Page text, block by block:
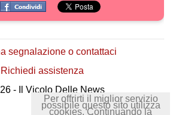
segnalazione o contattaci
Richiedi assistenza
- Il Vicolo Delle News
Per offrirti il miglior servizio
possibile questo sito utilizza
cookies. Continuando la